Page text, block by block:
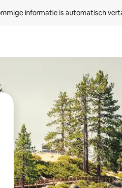
informatie is automatisch
met je de pijltjestoetsen